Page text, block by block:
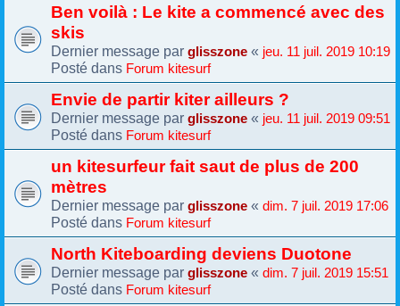
Ben voilà : Le kite a commencé avec des
skis
Dernier message par glisszone « jeu. 11 juil. 2019 10:19
Posté dans Forum kitesurf
Envie de partir kiter ailleurs ?
Dernier message par glisszone « jeu. 11 juil. 2019 09:51
Posté dans Forum kitesurf
un kitesurfeur fait saut de plus de 200
mètres
Dernier message par glisszone « dim. 7 juil. 2019 17:06
Posté dans Forum kitesurf
North Kiteboarding deviens Duotone
Dernier message par glisszone « dim. 7 juil. 2019 15:51
Posté dans Forum kitesurf